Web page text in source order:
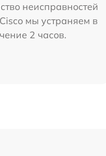
неисправностей
мы устраняем в
2 часов.